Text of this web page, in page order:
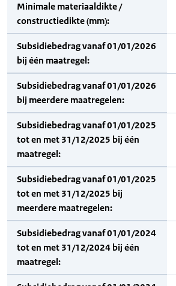
Minimale materiaaldikte /
constructiedikte (mm):
Subsidiebedrag vanaf 01/01/2026
bij één maatregel:
Subsidiebedrag vanaf 01/01/2026
bij meerdere maatregelen:
Subsidiebedrag vanaf 01/01/2025
tot en met 31/12/2025 bij één
maatregel:
Subsidiebedrag vanaf 01/01/2025
tot en met 31/12/2025 bij
meerdere maatregelen:
Subsidiebedrag vanaf 01/01/2024
tot en met 31/12/2024 bij één
maatregel: